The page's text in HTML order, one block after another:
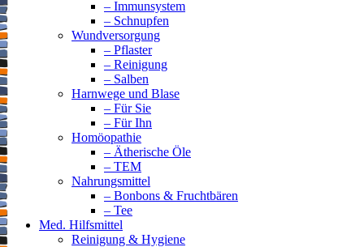
– Immunsystem
– Schnupfen
Wundversorgung
– Pflaster
– Reinigung
– Salben
Harnwege und Blase
– Für Sie
– Für Ihn
Homöopathie
– Ätherische Öle
– TEM
Nahrungsmittel
– Bonbons & Fruchtbären
– Tee
Med. Hilfsmittel
Reinigung & Hygiene